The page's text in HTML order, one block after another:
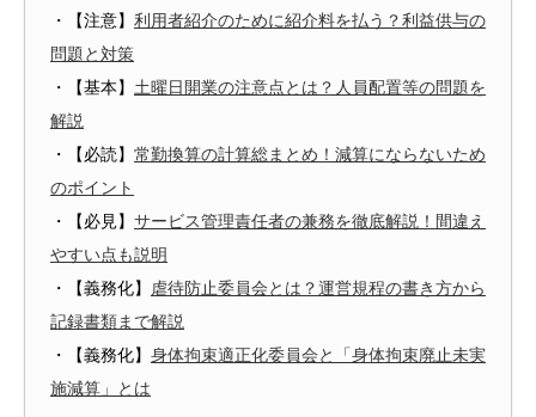
・【注意】 利用者紹介のために紹介料を払う？利益供与の
問題と対策
・【基本】 土曜日開業の注意点とは？人員配置等の問題を
解説
・【必読】 常勤換算の計算総まとめ！減算にならないため
のポイント
・【必見】 サービス管理責任者の兼務を徹底解説！間違え
やすい点も説明
・【義務化】
虐待防止委員会とは？運営規程の書き方から
記録書類まで解説
・【義務化】 身体拘束適正化委員会と「身体拘束廃止未実
施減算」とは